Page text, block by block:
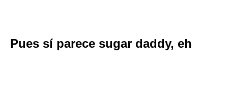
Pues sí parece sugar daddy, eh